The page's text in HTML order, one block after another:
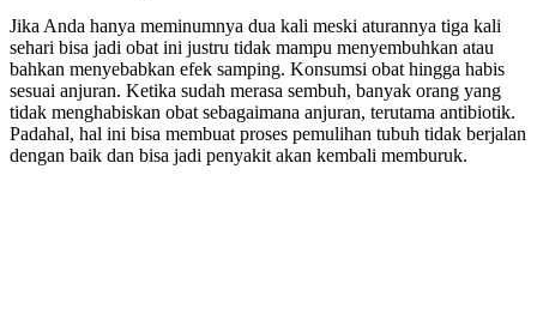
Jika Anda hanya meminumnya dua kali meski aturannya tiga kali
sehari bisa jadi obat ini justru tidak mampu menyembuhkan atau
bahkan menyebabkan efek samping. Konsumsi obat hingga habis
sesuai anjuran. Ketika sudah merasa sembuh, banyak orang yang
tidak menghabiskan obat sebagaimana anjuran, terutama antibiotik.
Padahal, hal ini bisa membuat proses pemulihan tubuh tidak berjalan
dengan baik dan bisa jadi penyakit akan kembali memburuk.